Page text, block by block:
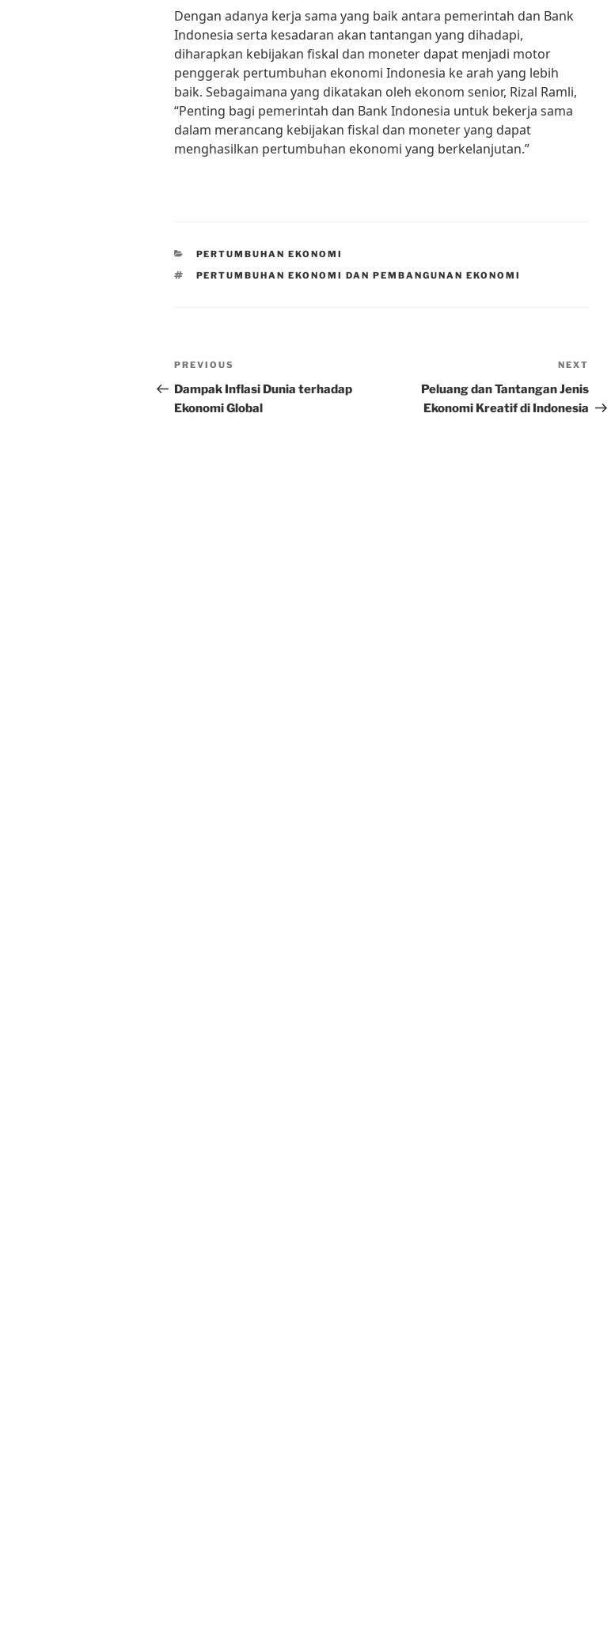
Dengan adanya kerja sama yang baik antara pemerintah dan Bank
Indonesia serta kesadaran akan tantangan yang dihadapi,
diharapkan kebijakan fiskal dan moneter dapat menjadi motor
penggerak pertumbuhan ekonomi Indonesia ke arah yang lebih
baik. Sebagaimana yang dikatakan oleh ekonom senior, Rizal Ramli,
“Penting bagi pemerintah dan Bank Indonesia untuk bekerja sama
dalam merancang kebijakan fiskal dan moneter yang dapat
menghasilkan pertumbuhan ekonomi yang berkelanjutan.”
CATEGORIES
PERTUMBUHAN EKONOMI
TAGS
PERTUMBUHAN EKONOMI DAN PEMBANGUNAN EKONOMI
Post
navigation
Previous
Post
PREVIOUS
Dampak Inflasi Dunia terhadap
Ekonomi Global
Post
NEXT
Peluang dan Tantangan Jenis
Ekonomi Kreatif di Indonesia